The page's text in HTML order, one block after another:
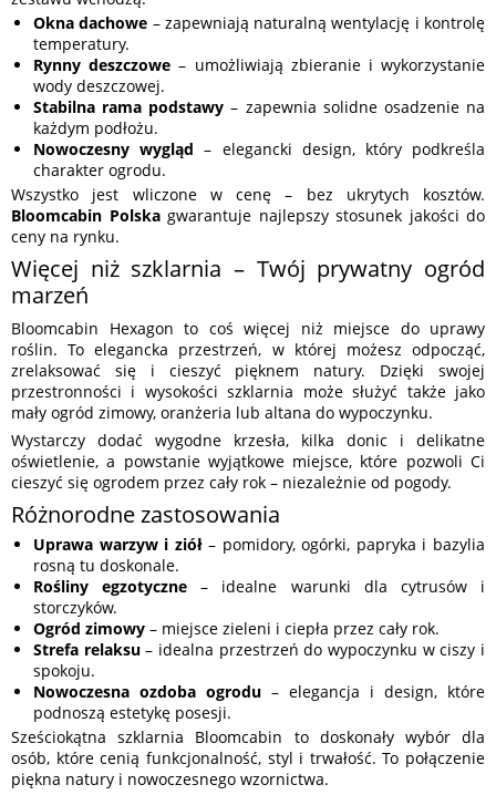
Okna dachowe – zapewniają naturalną wentylację i kontrolę
temperatury.
Rynny deszczowe – umożliwiają zbieranie i wykorzystanie
wody deszczowej.
Stabilna rama podstawy – zapewnia solidne osadzenie na
każdym podłożu.
Nowoczesny wygląd – elegancki design, który podkreśla
charakter ogrodu.
Wszystko jest wliczone w cenę – bez ukrytych kosztów.
Bloomcabin Polskagwarantuje najlepszy stosunek jakości do
ceny na rynku.
Więcej niż szklarnia – Twój prywatny ogród
marzeń
Bloomcabin Hexagon to coś więcej niż miejsce do uprawy
roślin. To elegancka przestrzeń, w której możesz odpocząć,
zrelaksować się i cieszyć pięknem natury. Dzięki swojej
przestronności i wysokości szklarnia może służyć także jako
mały ogród zimowy, oranżeria lub altana do wypoczynku.
Wystarczy dodać wygodne krzesła, kilka donic i delikatne
oświetlenie, a powstanie wyjątkowe miejsce, które pozwoli Ci
cieszyć się ogrodem przez cały rok – niezależnie od pogody.
Różnorodne zastosowania
Uprawa warzyw i ziół– pomidory, ogórki, papryka i bazylia
rosną tu doskonale.
Rośliny egzotyczne – idealne warunki dla cytrusów i
storczyków.
Ogród zimowy – miejsce zieleni i ciepła przez cały rok.
Strefa relaksu– idealna przestrzeń do wypoczynku w ciszy i
spokoju.
Nowoczesna ozdoba ogrodu – elegancja i design, które
podnoszą estetykę posesji.
Sześciokątna szklarnia Bloomcabin to doskonały wybór dla
osób, które cenią funkcjonalność, styl i trwałość. To połączenie
piękna natury i nowoczesnego wzornictwa.